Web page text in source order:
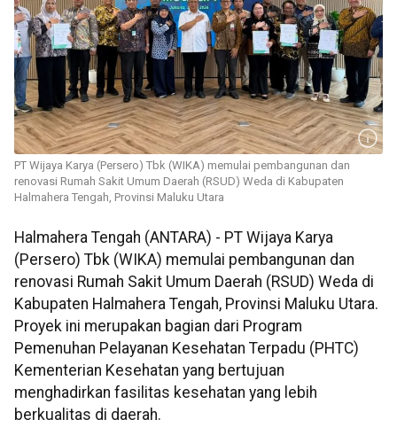
PT Wijaya Karya (Persero) Tbk (WIKA) memulai pembangunan dan
renovasi Rumah Sakit Umum Daerah (RSUD) Weda di Kabupaten
Halmahera Tengah, Provinsi Maluku Utara
Halmahera Tengah (ANTARA) - PT Wijaya Karya
(Persero) Tbk (WIKA) memulai pembangunan dan
renovasi Rumah Sakit Umum Daerah (RSUD) Weda di
Kabupaten Halmahera Tengah, Provinsi Maluku Utara.
Proyek ini merupakan bagian dari Program
Pemenuhan Pelayanan Kesehatan Terpadu (PHTC)
Kementerian Kesehatan yang bertujuan
menghadirkan fasilitas kesehatan yang lebih
berkualitas di daerah.